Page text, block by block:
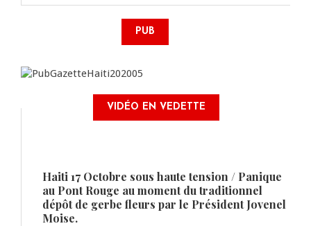
PUB
VIDÉO EN VEDETTE
Haiti 17 Octobre sous haute tension / Panique
au Pont Rouge au moment du traditionnel
dépôt de gerbe fleurs par le Président Jovenel
Moise.